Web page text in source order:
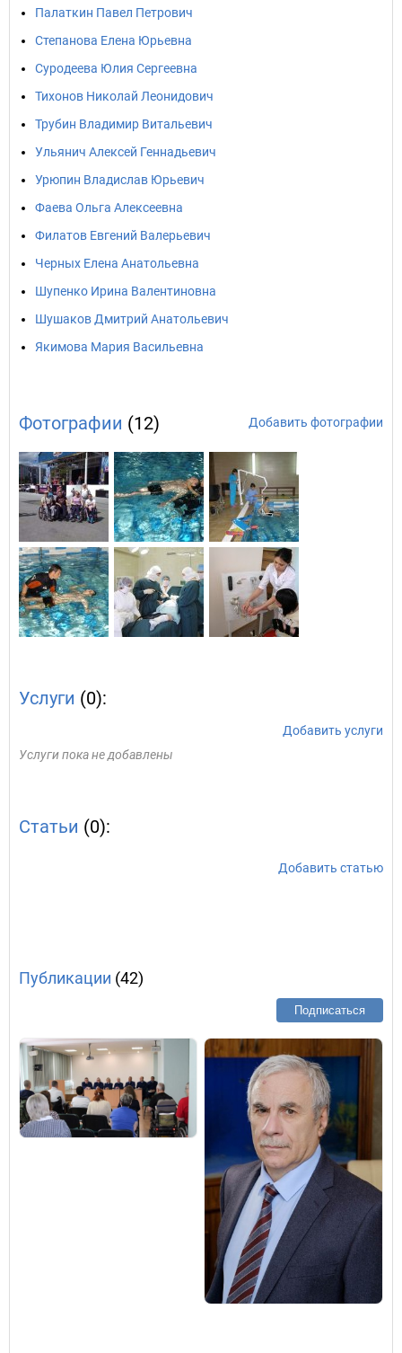
Палаткин Павел Петрович
Степанова Елена Юрьевна
Суродеева Юлия Сергеевна
Тихонов Николай Леонидович
Трубин Владимир Витальевич
Ульянич Алексей Геннадьевич
Урюпин Владислав Юрьевич
Фаева Ольга Алексеевна
Филатов Евгений Валерьевич
Черных Елена Анатольевна
Шупенко Ирина Валентиновна
Шушаков Дмитрий Анатольевич
Якимова Мария Васильевна
Фотографии (12) Добавить фотографии
Услуги (0):
Добавить услуги
Услуги пока не добавлены
Статьи (0):
Добавить статью
Публикации (42)
Подписаться